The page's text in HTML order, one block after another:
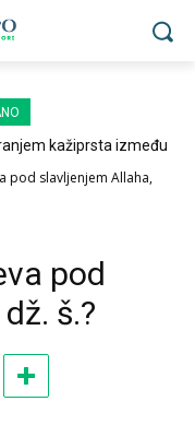
kažiprsta između
pod slavljenjem Allaha,
pod
š.?